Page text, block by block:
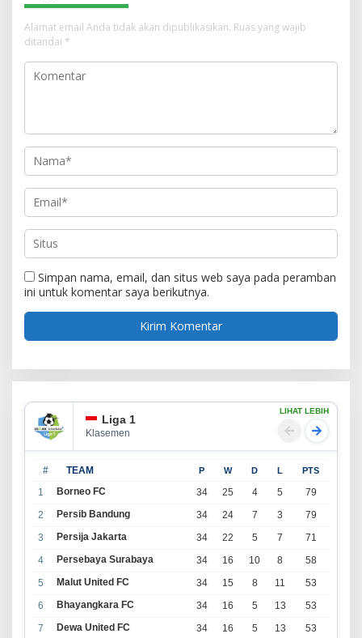
Alamat email Anda tidak akan dipublikasikan. Ruas yang wajib
ditandai *
Simpan nama, email, dan situs web saya pada peramban
ini untuk komentar saya berikutnya.
Liga 1
Klasemen
LIHAT LEBIH
# TEAM P W D L PTS
1 Borneo FC 34 25 4 5
79
2
Persib Bandung 34 24 7 3
79
3
Persija Jakarta 34 22 5 7
71
4
Persebaya Surabaya 34 16 10 8
58
5
Malut United FC 34 15 8 11
53
6
Bhayangkara FC 34 16 5 13
53
7
Dewa United FC 34 16 5 13
53